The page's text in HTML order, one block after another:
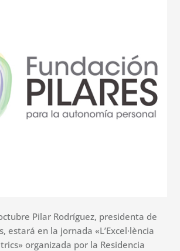
Pilar Rodríguez, presidenta de
estará en la jornada «L’Excel·lència
organizada por la Residencia